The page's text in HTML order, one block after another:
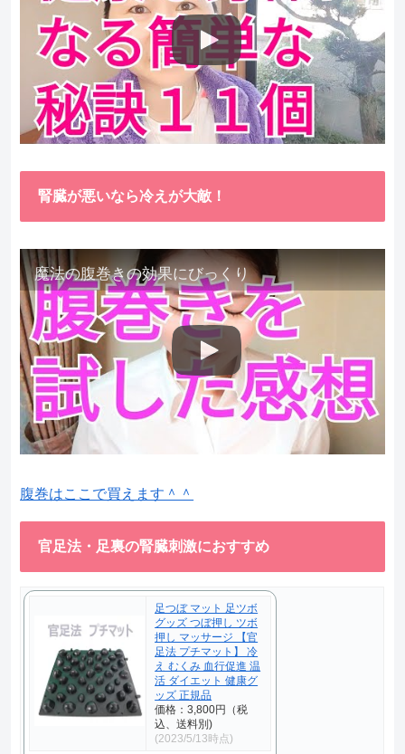
腎臓が悪いなら冷えが大敵！
魔法の腹巻きの効果にびっくり
腹巻はここで買えます＾＾
官足法・足裏の腎臓刺激におすすめ
足つぼ マット 足ツボ
グッズ つぼ押し ツボ
押し マッサージ 【官
足法 プチマット】 冷
え むくみ 血行促進 温
活 ダイエット 健康グ
ッズ 正規品
価格：3,800円（税
込、送料別)
(2023/5/13時点)